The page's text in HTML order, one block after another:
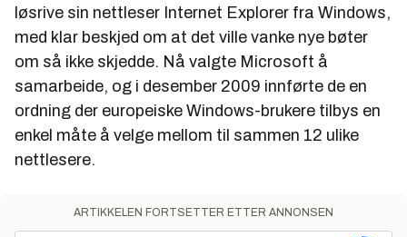
løsrive sin nettleser Internet Explorer fra Windows,
med klar beskjed om at det ville vanke nye bøter
om så ikke skjedde. Nå valgte Microsoft å
samarbeide, og i desember 2009 innførte de en
ordning der europeiske Windows-brukere tilbys en
enkel måte å velge mellom til sammen 12 ulike
nettlesere.
ARTIKKELEN FORTSETTER ETTER ANNONSEN